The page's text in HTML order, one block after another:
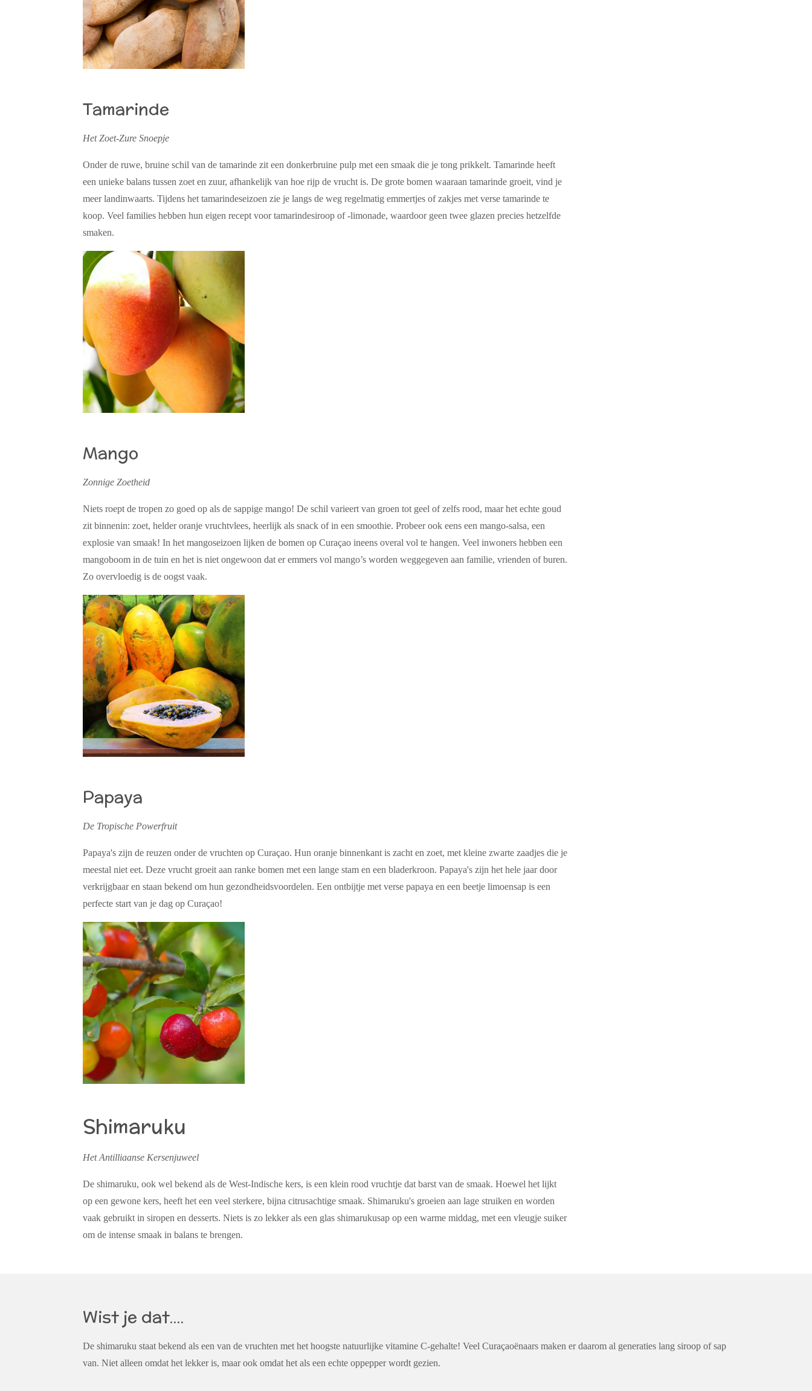
Tamarinde
Het Zoet-Zure Snoepje
Onder de ruwe, bruine schil van de tamarinde zit een donkerbruine pulp met een smaak die je tong prikkelt. Tamarinde heeft
een unieke balans tussen zoet en zuur, afhankelijk van hoe rijp de vrucht is. De grote bomen waaraan tamarinde groeit, vind je
meer landinwaarts. Tijdens het tamarindeseizoen zie je langs de weg regelmatig emmertjes of zakjes met verse tamarinde te
koop. Veel families hebben hun eigen recept voor tamarindesiroop of -limonade, waardoor geen twee glazen precies hetzelfde
smaken.
Mango
Zonnige Zoetheid
Niets roept de tropen zo goed op als de sappige mango! De schil varieert van groen tot geel of zelfs rood, maar het echte goud
zit binnenin: zoet, helder oranje vruchtvlees, heerlijk als snack of in een smoothie. Probeer ook eens een mango-salsa, een
explosie van smaak! In het mangoseizoen lijken de bomen op Curaçao ineens overal vol te hangen. Veel inwoners hebben een
mangoboom in de tuin en het is niet ongewoon dat er emmers vol mango’s worden weggegeven aan familie, vrienden of buren.
Zo overvloedig is de oogst vaak.
Papaya
De Tropische Powerfruit
Papaya's zijn de reuzen onder de vruchten op Curaçao. Hun oranje binnenkant is zacht en zoet, met kleine zwarte zaadjes die je
meestal niet eet. Deze vrucht groeit aan ranke bomen met een lange stam en een bladerkroon. Papaya's zijn het hele jaar door
verkrijgbaar en staan bekend om hun gezondheidsvoordelen. Een ontbijtje met verse papaya en een beetje limoensap is een
perfecte start van je dag op Curaçao!
Shimaruku
Het Antilliaanse Kersenjuweel
De shimaruku, ook wel bekend als de West-Indische kers, is een klein rood vruchtje dat barst van de smaak. Hoewel het lijkt
op een gewone kers, heeft het een veel sterkere, bijna citrusachtige smaak. Shimaruku's groeien aan lage struiken en worden
vaak gebruikt in siropen en desserts. Niets is zo lekker als een glas shimarukusap op een warme middag, met een vleugje suiker
om de intense smaak in balans te brengen.
Wist je dat....
De shimaruku staat bekend als een van de vruchten met het hoogste natuurlijke vitamine C-gehalte! Veel Curaçaoënaars maken er daarom al generaties lang siroop of sap
van. Niet alleen omdat het lekker is, maar ook omdat het als een echte oppepper wordt gezien.